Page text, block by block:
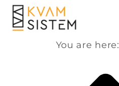
You are here: